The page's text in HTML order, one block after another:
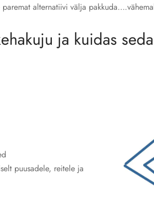
alternatiivi välja
ja kuidas
puusadele, reitele ja